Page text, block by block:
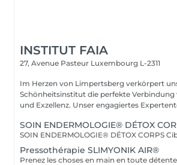
INSTITUT FAIA
27, Avenue Pasteur Luxembourg L-2311
Im Herzen von Limpertsberg verkörpert
Schönheitsinstitut die perfekte Verbindung
und Exzellenz. Unser engagiertes
SOIN ENDERMOLOGIE® DÉTOX
Pressothérapie SLIMYONIK AIR®